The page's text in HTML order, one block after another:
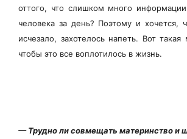
оттого, что слишком много
человека за день? Поэтому и хочется,
исчезало, захотелось напеть. Вот
чтобы это все воплотилось в жизнь.
— Трудно ли совмещать материнство и